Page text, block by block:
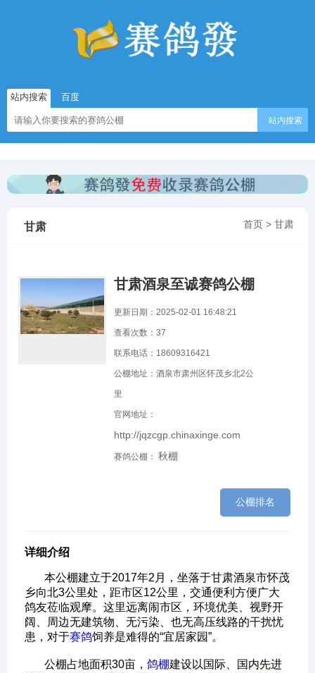
站内搜索 百度
站内搜索
首页 > 甘肃
甘肃
甘肃酒泉至诚赛鸽公棚
更新日期：2025-02-01 16:48:21
查看次数： 37
联系电话：18609316421
公棚地址：酒泉市肃州区怀茂乡北2公
里
官网地址：
http://jqzcgp.chinaxinge.com
赛鸽公棚： 秋棚
公棚排名
详细介绍
本公棚建立于2017年2月，坐落于甘肃酒泉市怀茂
乡向北3公里处，距市区12公里，交通便利方便广大
鸽友莅临观摩。这里远离闹市区，环境优美、视野开
阔、周边无建筑物、无污染、也无高压线路的干扰忧
患，对于赛鸽饲养是难得的“宜居家园”。
公棚占地面积30亩， 鸽棚建设以国际、国内先进